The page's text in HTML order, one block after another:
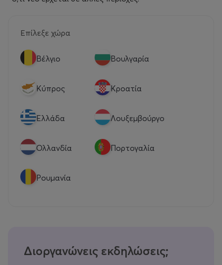
Επίλεξε χώρα
Βέλγιο Βουλγαρία
Κύπρος Κροατία
Eλλάδα Λουξεμβούργο
Ολλανδία Πορτογαλία
Ρουμανία
Διοργανώνεις εκδηλώσεις;